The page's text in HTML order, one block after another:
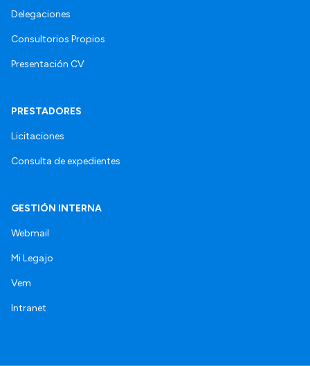
Delegaciones
Consultorios Propios
Presentación CV
PRESTADORES
Licitaciones
Consulta de expedientes
GESTIÓN INTERNA
Webmail
Mi Legajo
Vem
Intranet